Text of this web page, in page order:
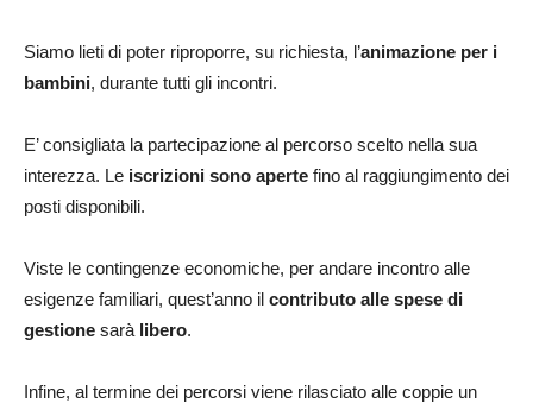
Siamo lieti di poter riproporre, su richiesta, l’animazione per i
bambini, durante tutti gli incontri.
E’ consigliata la partecipazione al percorso scelto nella sua
interezza. Le iscrizioni sono aperte fino al raggiungimento dei
posti disponibili.
Viste le contingenze economiche, per andare incontro alle
esigenze familiari, quest’anno il contributo alle spese di
gestione sarà libero.
Infine, al termine dei percorsi viene rilasciato alle coppie un